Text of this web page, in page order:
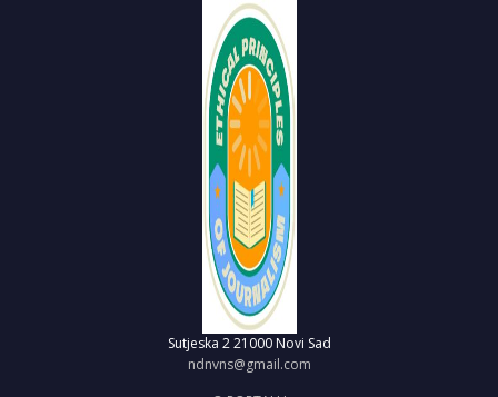
Sutjeska 2 21000 Novi Sad
ndnvns@gmail.com